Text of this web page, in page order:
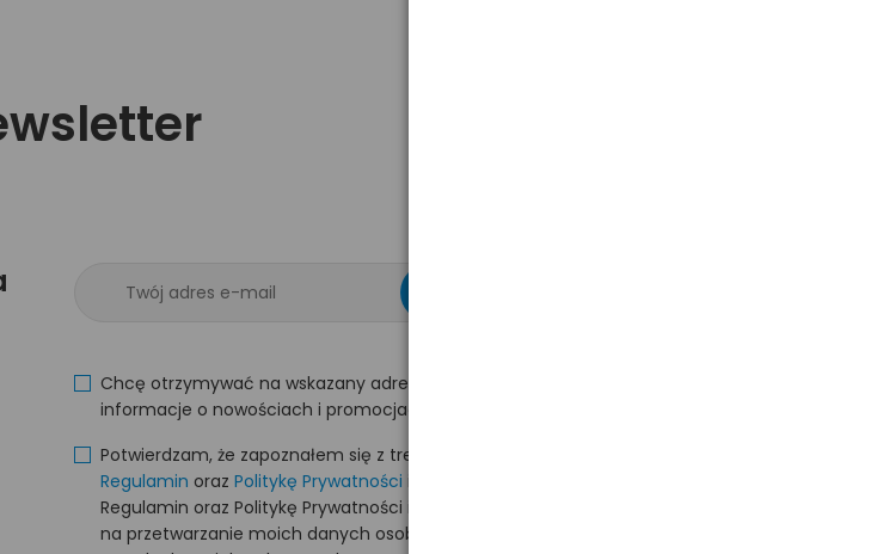
Chcę otrzymywać na wskazany adres e-mail
informacje o nowościach i promocjach na hurt.com.pl.
Potwierdzam, że zapoznałem się z treścią i akceptuję
Regulamin oraz Politykę Prywatności
Regulamin oraz Politykę Prywatności i wyrażam zgodę
na przetwarzanie moich danych osobowych na